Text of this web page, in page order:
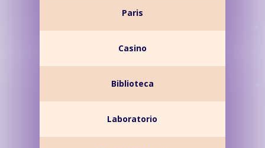
Paris
Casino
Biblioteca
Laboratorio